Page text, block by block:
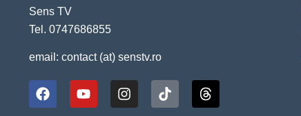
Sens TV
Tel. 0747686855
email: contact (at) senstv.ro